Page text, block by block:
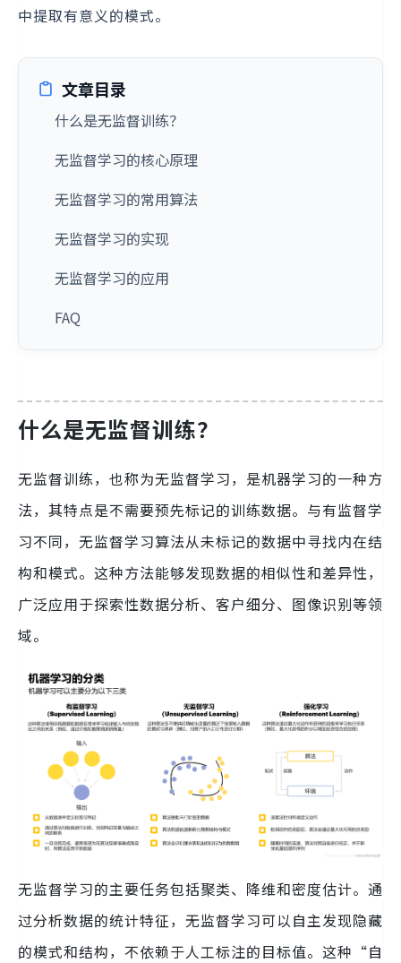
中提取有意义的模式。
文章目录
什么是无监督训练？
无监督学习的核心原理
无监督学习的常用算法
无监督学习的实现
无监督学习的应用
FAQ
什么是无监督训练？
无监督训练，也称为无监督学习，是机器学习的一种方
法，其特点是不需要预先标记的训练数据。与有监督学
习不同，无监督学习算法从未标记的数据中寻找内在结
构和模式。这种方法能够发现数据的相似性和差异性，
广泛应用于探索性数据分析、客户细分、图像识别等领
域。
无监督学习的主要任务包括聚类、降维和密度估计。通
过分析数据的统计特征，无监督学习可以自主发现隐藏
的模式和结构，不依赖于人工标注的目标值。这种“自